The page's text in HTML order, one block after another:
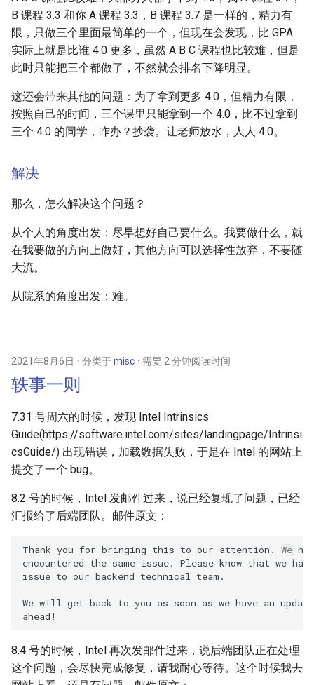
B 课程 3.3 和你 A 课程 3.3，B 课程 3.7 是一样的，精力有
限，只做三个里面最简单的一个，但现在会发现，比 GPA
实际上就是比谁 4.0 更多，虽然 A B C 课程也比较难，但是
此时只能把三个都做了，不然就会排名下降明显。
这还会带来其他的问题：为了拿到更多 4.0，但精力有限，
按照自己的时间，三个课里只能拿到一个 4.0，比不过拿到
三个 4.0 的同学，咋办？抄袭。让老师放水，人人 4.0。
解决
那么，怎么解决这个问题？
从个人的角度出发：尽早想好自己要什么。我要做什么，就
在我要做的方向上做好，其他方向可以选择性放弃，不要随
大流。
从院系的角度出发：难。
2021年8月6日 分类于misc 需要 2 分钟阅读时间
轶事一则
7.31 号周六的时候，发现 Intel Intrinsics
Guide(https://software.intel.com/sites/landingpage/Intrinsi
csGuide/) 出现错误，加载数据失败，于是在 Intel 的网站上
提交了一个 bug。
8.2 号的时候，Intel 发邮件过来，说已经复现了问题，已经
汇报给了后端团队。邮件原文：
Thank you for bringing this to our attention. We
encountered the same issue. Please know that we
issue to our backend technical team.
We will get back to you as soon as we have an
8.4 号的时候，Intel 再次发邮件过来，说后端团队正在处理
这个问题，会尽快完成修复，请我耐心等待。这个时候我去